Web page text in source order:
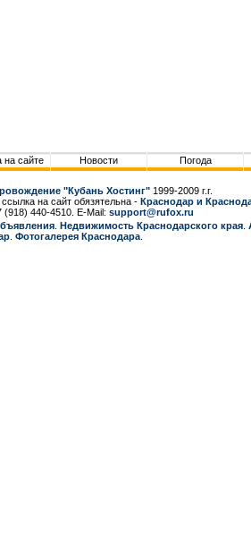
на сайте Новости Погода
"Кубань Хостинг" 1999-2009 г.г.
на сайт обязятельна - Краснодар и
440-4510. E-Mail: support@rufox.ru
Недвижимость Краснодарcкого края
Фотогалерея Краснодара